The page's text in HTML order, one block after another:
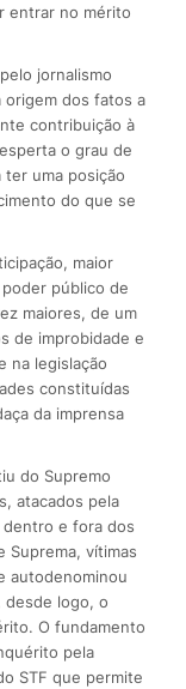
entrar no mérito
jornalismo
origem dos fatos a
contribuição à
o grau de
ter uma posição
do que se
maior
público de
maiores, de um
de improbidade e
na legislação
constituídas
da imprensa
do Supremo
atacados pela
dentro e fora dos
Suprema, vítimas
autodenominou
logo, o
O fundamento
pela
STF que permite